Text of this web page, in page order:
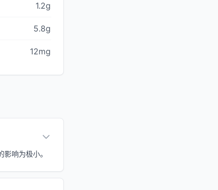
1.2g
5.8g
12mg
响为极小。